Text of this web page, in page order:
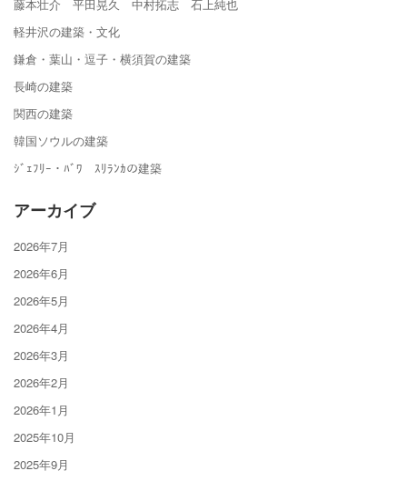
藤本壮介 平田晃久 中村拓志 石上純也
軽井沢の建築・文化
鎌倉・葉山・逗子・横須賀の建築
長崎の建築
関西の建築
韓国ソウルの建築
ｼﾞｪﾌﾘｰ・ﾊﾞﾜ ｽﾘﾗﾝｶの建築
アーカイブ
2026年7月
2026年6月
2026年5月
2026年4月
2026年3月
2026年2月
2026年1月
2025年10月
2025年9月